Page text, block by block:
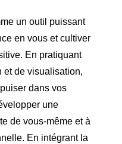
un outil puissant
en vous et cultiver
En pratiquant
et de visualisation,
dans vos
une
de vous-même et à
En intégrant la